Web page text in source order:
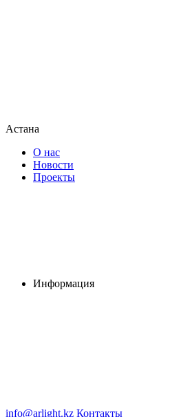
Астана
О нас
Новости
Проекты
Информация
info@arlight.kz Контакты